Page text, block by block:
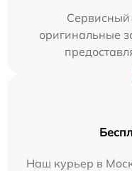
Сервисный
оригинальные
Наш курьер в